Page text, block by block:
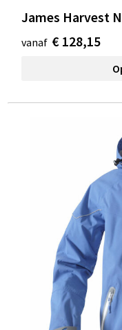
James Harvest
vanaf € 128,15